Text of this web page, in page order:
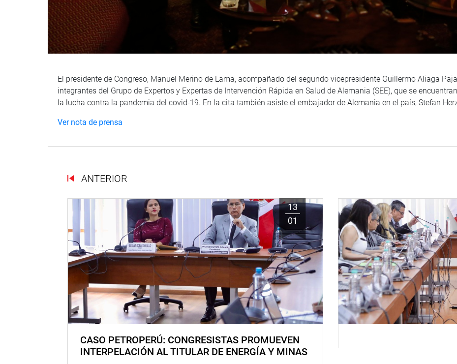
El presidente de Congreso, Manuel Merino de Lama, acompañado del segundo vicepresidente Guillermo Aliaga
integrantes del Grupo de Expertos y Expertas de Intervención Rápida en Salud de Alemania (SEE), que se
la lucha contra la pandemia del covid-19. En la cita también asiste el embajador de Alemania en el país, Stefan
Ver nota de prensa
ANTERIOR
13
01
CASO PETROPERÚ: CONGRESISTAS PROMUEVEN
INTERPELACIÓN AL TITULAR DE ENERGÍA Y MINAS